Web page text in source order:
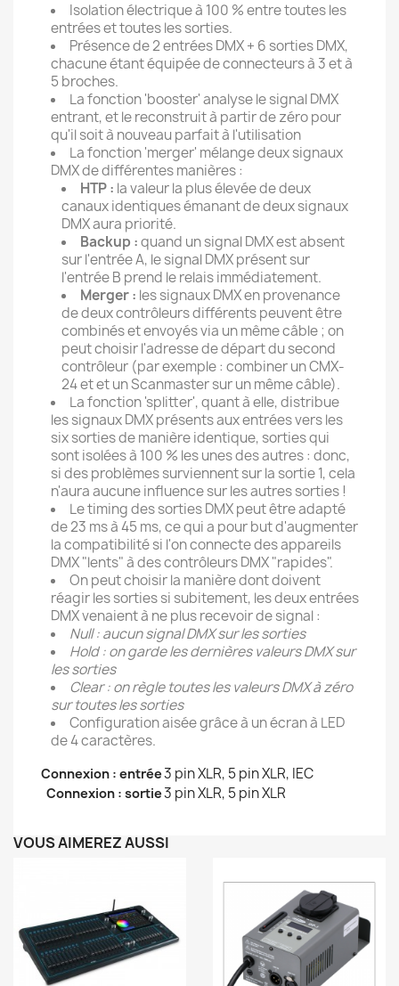
Isolation électrique à 100 % entre toutes les
entrées et toutes les sorties.
Présence de 2 entrées DMX + 6 sorties DMX,
chacune étant équipée de connecteurs à 3 et à
5 broches.
La fonction 'booster' analyse le signal DMX
entrant, et le reconstruit à partir de zéro pour
qu'il soit à nouveau parfait à l'utilisation
La fonction 'merger' mélange deux signaux
DMX de différentes manières :
HTP : la valeur la plus élevée de deux
canaux identiques émanant de deux signaux
DMX aura priorité.
Backup :quand un signal DMX est absent
sur l'entrée A, le signal DMX présent sur
l'entrée B prend le relais immédiatement.
Merger : les signaux DMX en provenance
de deux contrôleurs différents peuvent être
combinés et envoyés via un même câble ; on
peut choisir l'adresse de départ du second
contrôleur (par exemple : combiner un CMX-
24 et et un Scanmaster sur un même câble).
La fonction 'splitter', quant à elle, distribue
les signaux DMX présents aux entrées vers les
six sorties de manière identique, sorties qui
sont isolées à 100 % les unes des autres : donc,
si des problèmes surviennent sur la sortie 1, cela
n'aura aucune influence sur les autres sorties !
Le timing des sorties DMX peut être adapté
de 23 ms à 45 ms, ce qui a pour but d'augmenter
la compatibilité si l'on connecte des appareils
DMX "lents" à des contrôleurs DMX "rapides".
On peut choisir la manière dont doivent
réagir les sorties si subitement, les deux entrées
DMX venaient à ne plus recevoir de signal :
Null : aucun signal DMX sur les sorties
Hold : on garde les dernières valeurs DMX sur
les sorties
Clear : on règle toutes les valeurs DMX à zéro
sur toutes les sorties
Configuration aisée grâce à un écran à LED
de 4 caractères.
Connexion : entrée3 pin XLR, 5 pin XLR, IEC
Connexion : sortie3 pin XLR, 5 pin XLR
VOUS AIMEREZ AUSSI